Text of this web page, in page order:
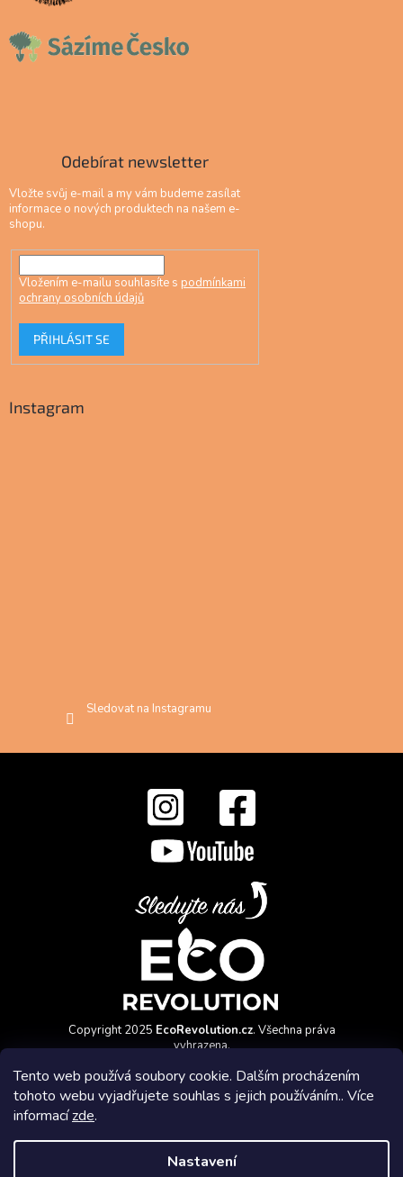
Tento web používá soubory cookie. Dalším procházením
tohoto webu vyjadřujete souhlas s jejich používáním.. Více
informacízde.
Nastavení
Odebírat newsletter
Vložte svůj e-mail a my vám budeme zasílat
informace o nových produktech na našem e-
shopu.
Vložením e-mailu souhlasíte s podmínkami
ochrany osobních údajů
PŘIHLÁSIT SE
Instagram
Sledovat na Instagramu
Copyright 2025 EcoRevolution.cz. Všechna práva
vyhrazena.